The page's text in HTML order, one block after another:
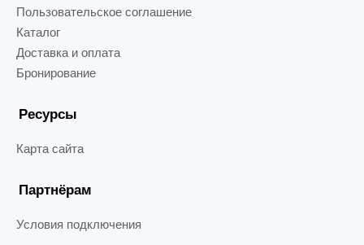
Пользовательское соглашение
Каталог
Доставка и оплата
Бронирование
Ресурсы
Карта сайта
Партнёрам
Условия подключения